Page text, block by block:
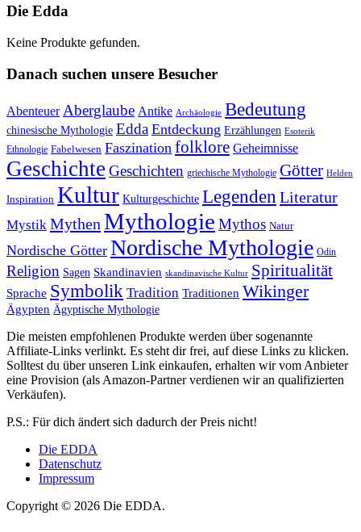
Die Edda
Keine Produkte gefunden.
Danach suchen unsere Besucher
Abenteuer Aberglaube Antike Archäologie Bedeutung
chinesische Mythologie Edda Entdeckung Erzählungen Esoterik
Ethnologie Fabelwesen Faszination folklore Geheimnisse
Geschichte Geschichten griechische Mythologie Götter Helden
Inspiration Kultur Kulturgeschichte Legenden Literatur
Mystik Mythen Mythologie Mythos Natur
Nordische Götter Nordische Mythologie Odin
Religion Sagen Skandinavien skandinavische Kultur Spiritualität
Sprache Symbolik Tradition Traditionen Wikinger
Ägypten Ägyptische Mythologie
Die meisten empfohlenen Produkte werden über sogenannte
Affiliate-Links verlinkt. Es steht dir frei, auf diese Links zu klicken.
Solltest du über unseren Link einkaufen, erhalten wir vom Anbieter
eine Provision (als Amazon-Partner verdienen wir an qualifizierten
Verkäufen).
P.S.: Für dich ändert sich dadurch der Preis nicht!
Die EDDA
Datenschutz
Impressum
Copyright © 2026 Die EDDA.